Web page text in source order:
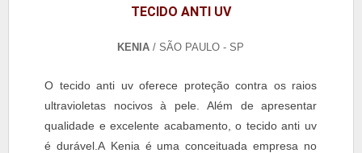
TECIDO ANTI UV
KENIA/ SÃO PAULO - SP
O tecido anti uv oferece proteção contra os raios
ultravioletas nocivos à pele. Além de apresentar
qualidade e excelente acabamento, o tecido anti uv
é durável.A Kenia é uma conceituada empresa no